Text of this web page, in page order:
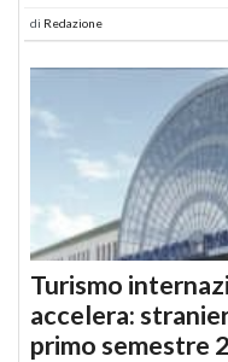
di Redazione
Turismo
accelera:
primo semestre